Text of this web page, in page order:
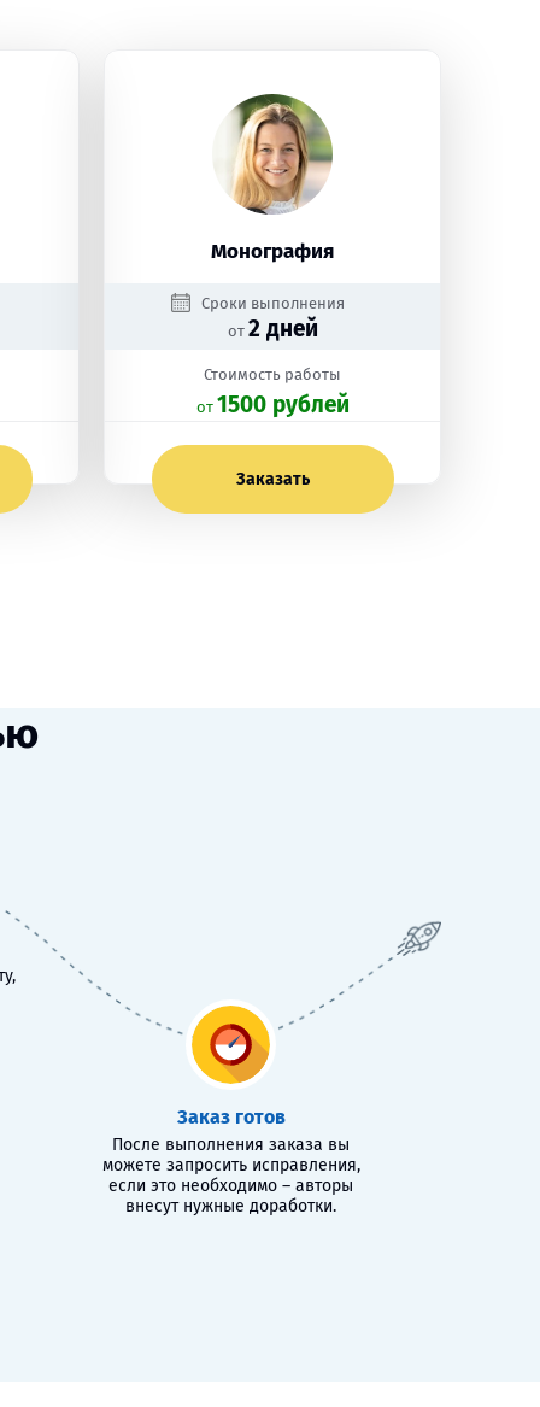
Монография
Сроки выполнения
от 2 дней
Стоимость работы
oт 1500 рублей
Заказать
Заказ готов
После выполнения заказа вы
можете запросить исправления,
если это необходимо – авторы
внесут нужные доработки.